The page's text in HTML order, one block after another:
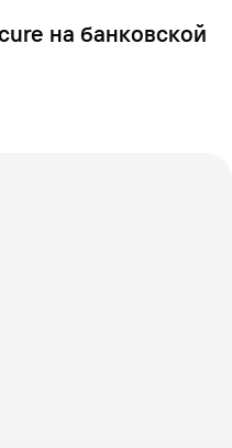
на банковской